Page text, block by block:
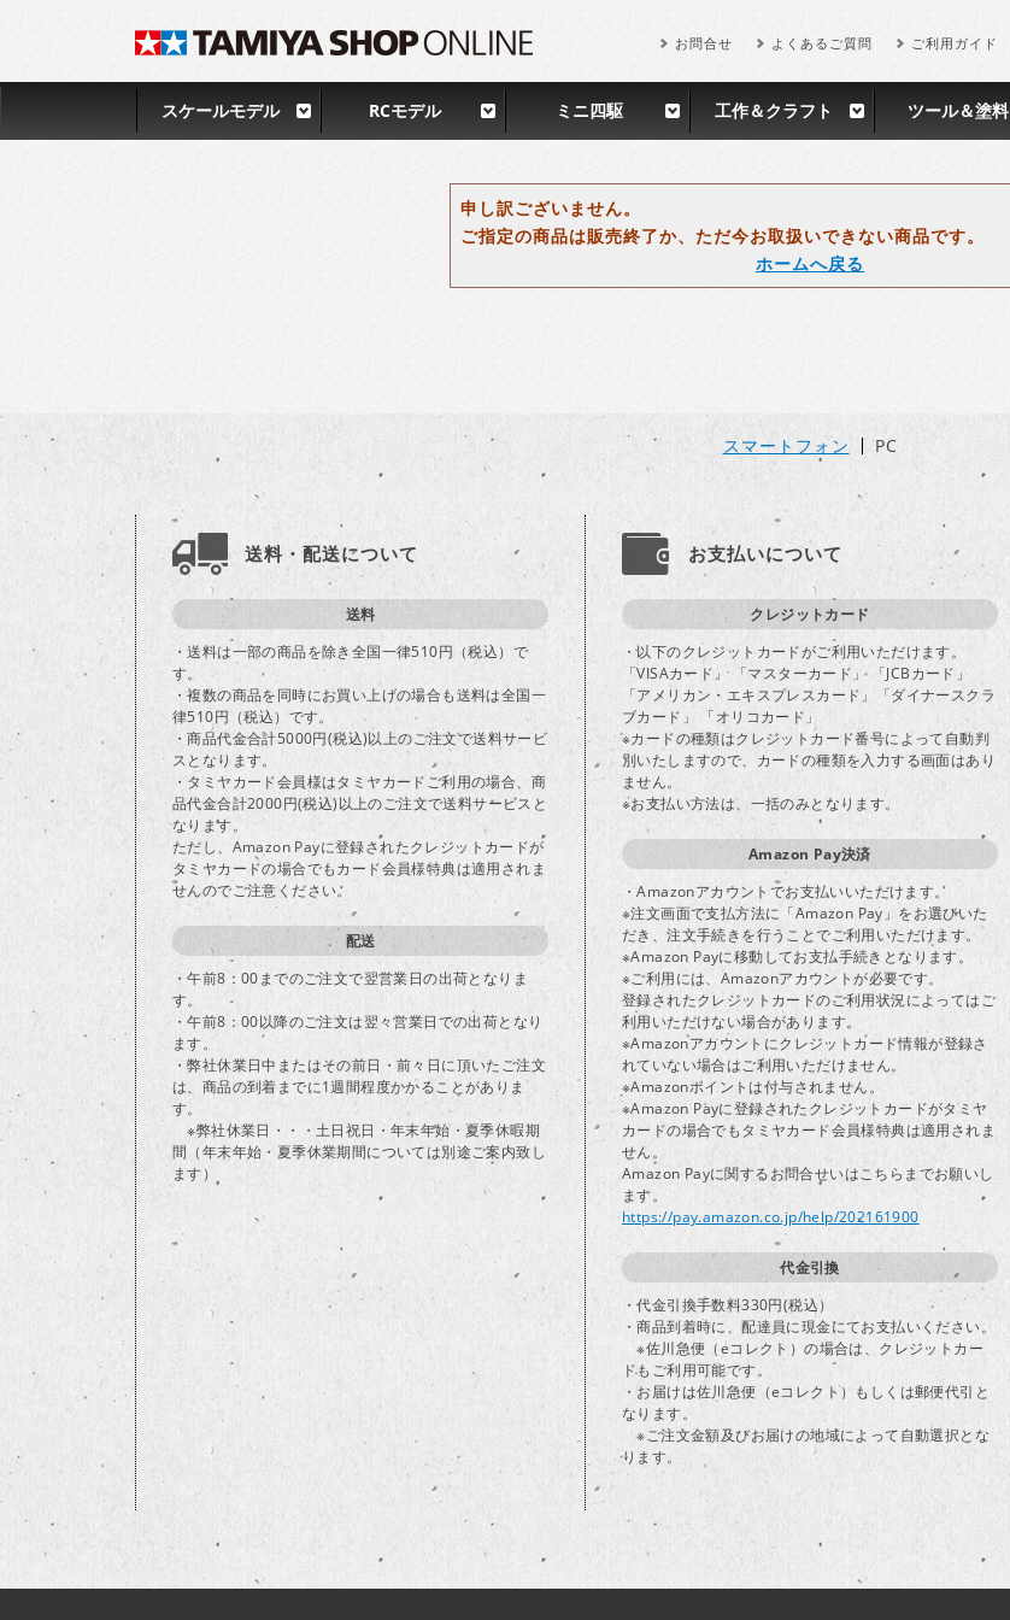
お問合せ よくあるご質問 ご利用ガイド
スケールモデル RCモデル ミニ四駆 工作＆クラフト ツール＆塗料
申し訳ございません。
ご指定の商品は販売終了か、ただ今お取扱いできない商品です。
ホームへ戻る
スマートフォン PC
送料・配送について
送料
・送料は一部の商品を除き全国一律510円（税込）で
す。
・複数の商品を同時にお買い上げの場合も送料は全国一
律510円（税込）です。
・商品代金合計5000円(税込)以上のご注文で送料サービ
スとなります。
・タミヤカード会員様はタミヤカードご利用の場合、商
品代金合計2000円(税込)以上のご注文で送料サービスと
なります。
ただし、Amazon Payに登録されたクレジットカードが
タミヤカードの場合でもカード会員様特典は適用されま
せんのでご注意ください。
配送
・午前8：00までのご注文で翌営業日の出荷となりま
す。
・午前8：00以降のご注文は翌々営業日での出荷となり
ます。
・弊社休業日中またはその前日・前々日に頂いたご注文
は、商品の到着までに1週間程度かかることがありま
す。
※弊社休業日・・・土日祝日・年末年始・夏季休暇期
間（年末年始・夏季休業期間については別途ご案内致し
ます）
お支払いについて
クレジットカード
・以下のクレジットカードがご利用いただけます。
「VISAカード」 「マスターカード」 「JCBカード」
「アメリカン・エキスプレスカード」「ダイナースクラ
ブカード」 「オリコカード」
※カードの種類はクレジットカード番号によって自動判
別いたしますので、カードの種類を入力する画面はあり
ません。
※お支払い方法は、一括のみとなります。
Amazon Pay決済
・Amazonアカウントでお支払いいただけます。
※注文画面で支払方法に「Amazon Pay」をお選びいた
だき、注文手続きを行うことでご利用いただけます。
※Amazon Payに移動してお支払手続きとなります。
※ご利用には、Amazonアカウントが必要です。
登録されたクレジットカードのご利用状況によってはご
利用いただけない場合があります。
※Amazonアカウントにクレジットカード情報が登録さ
れていない場合はご利用いただけません。
※Amazonポイントは付与されません。
※Amazon Payに登録されたクレジットカードがタミヤ
カードの場合でもタミヤカード会員様特典は適用されま
せん。
Amazon Payに関するお問合せいはこちらまでお願いし
ます。
https://pay.amazon.co.jp/help/202161900
代金引換
・代金引換手数料330円(税込）
・商品到着時に、配達員に現金にてお支払いください。
※佐川急便（eコレクト）の場合は、クレジットカー
ドもご利用可能です。
・お届けは佐川急便（eコレクト）もしくは郵便代引と
なります。
※ご注文金額及びお届けの地域によって自動選択とな
ります。